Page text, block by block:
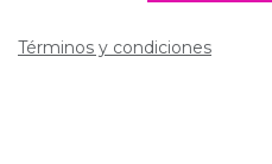
Términos y condiciones